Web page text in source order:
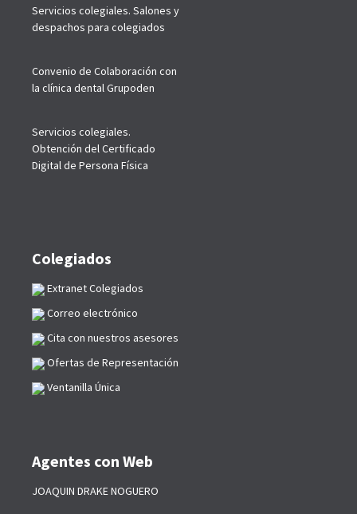
Servicios colegiales. Salones y
despachos para colegiados
Convenio de Colaboración con
la clínica dental Grupoden
Servicios colegiales.
Obtención del Certificado
Digital de Persona Física
Colegiados
Extranet Colegiados
Correo electrónico
Cita con nuestros asesores
Ofertas de Representación
Ventanilla Única
Agentes con Web
JOAQUIN DRAKE NOGUERO